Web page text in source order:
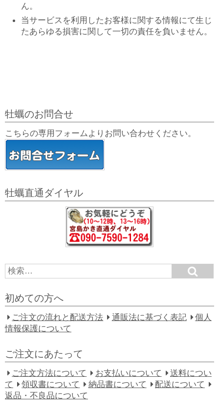
ん。
当サービスを利用したお客様に関する情報にて生じ
たあらゆる損害に関して一切の責任を負いません。
牡蠣のお問合せ
こちらの専用フォームよりお問い合わせください。
牡蠣直通ダイヤル
S
e
r
h
f
r:
e
h
初めての方へ
ご注文の流れと配送方法 通販法に基づく表記
個人
情報保護について
ご注文にあたって
ご注文方法について お支払いについて
送料につい
て
領収書について 納品書について
配送について
返品・不良品について